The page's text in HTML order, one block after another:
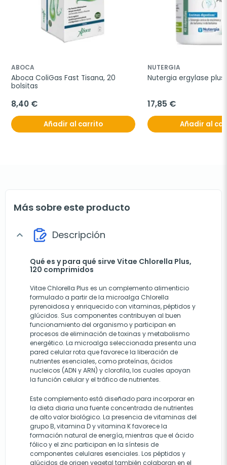
ABOCA
Aboca ColiGas Fast Tisana, 20
bolsitas
8,40 €
Añadir al carrito
NUTERGIA
Nutergia ergylase
17,85 €
Añadir al
Más sobre este producto
expand_more Descripción
Qué es y para qué sirve Vitae Chlorella Plus,
120 comprimidos
Vitae Chlorella Plus es un complemento alimenticio
formulado a partir de la microalga Chlorella
pyrenoidosa y enriquecido con vitaminas, péptidos y
glúcidos. Sus componentes contribuyen al buen
funcionamiento del organismo y participan en
procesos de eliminación de toxinas y metabolismo
energético. La microalga seleccionada presenta una
pared celular rota que favorece la liberación de
nutrientes esenciales, como proteínas, ácidos
nucleicos (ADN y ARN) y clorofila, los cuales apoyan
la función celular y el tráfico de nutrientes.
Este complemento está diseñado para incorporar en
la dieta diaria una fuente concentrada de nutrientes
de alto valor biológico. La presencia de vitaminas del
grupo B, vitamina D y vitamina K favorece la
formación natural de energía, mientras que el ácido
fólico y el zinc participan en la síntesis de
componentes celulares esenciales. Los péptidos y
glúcidos de origen vegetal también colaboran en el